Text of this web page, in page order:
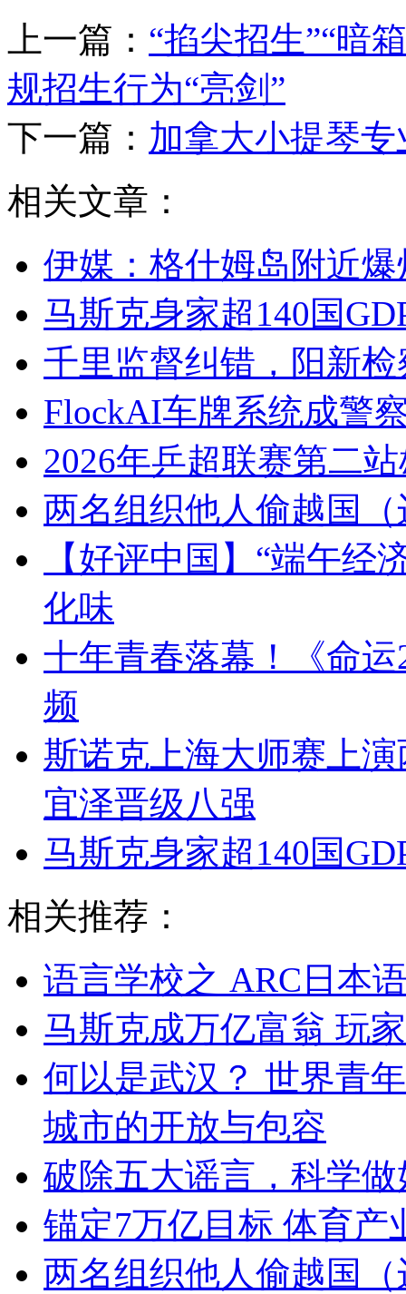
上一篇： “掐尖招生”“暗
规招生行为“亮剑”
下一篇： 加拿大小提琴
相关文章：
伊媒：格什姆岛附近
马斯克身家超140国
千里监督纠错，阳新
FlockAI车牌系统成警
2026年乒超联赛第二
两名组织他人偷越国
【好评中国】“端午经
化味
十年青春落幕！《命
频
斯诺克上海大师赛上
宜泽晋级八强
马斯克身家超140国
相关推荐：
语言学校之 ARC日本
马斯克成万亿富翁 玩
何以是武汉？ 世界青
城市的开放与包容
破除五大谣言，科学
锚定7万亿目标 体育产
两名组织他人偷越国